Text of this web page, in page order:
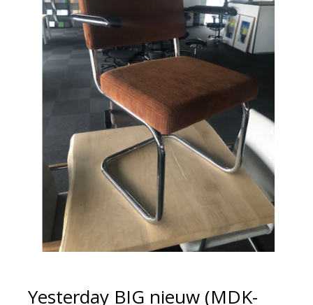
Yesterday BIG nieuw (MDK-